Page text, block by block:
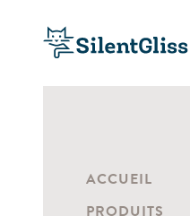
ACCUEIL
PRODUITS